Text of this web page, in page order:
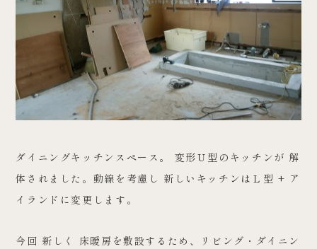
ダイニングキッチンスペース。 変形Ｕ型のキッチンが 解
体されました。動線を考慮し 新しいキッチンはＬ型 + ア
イランドに変更します。
今回 新しく 床暖房を敷設するため、リビング・ダイニン